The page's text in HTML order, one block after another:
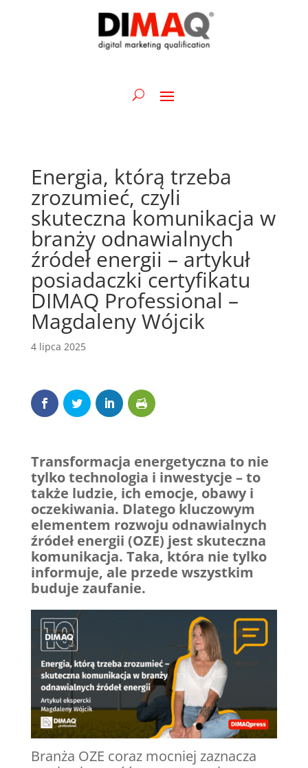
Energia, którą trzeba
zrozumieć, czyli
skuteczna komunikacja w
branży odnawialnych
źródeł energii – artykuł
posiadaczki certyfikatu
DIMAQ Professional –
Magdaleny Wójcik
4 lipca 2025
Transformacja energetyczna to nie
tylko technologia i inwestycje – to
także ludzie, ich emocje, obawy i
oczekiwania. Dlatego kluczowym
elementem rozwoju odnawialnych
źródeł energii (OZE) jest skuteczna
komunikacja. Taka, która nie tylko
informuje, ale przede wszystkim
buduje zaufanie.
Branża OZE coraz mocniej zaznacza